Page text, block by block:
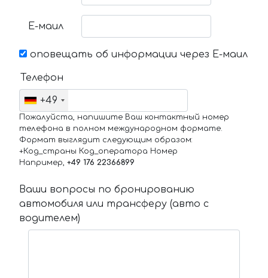
Е-маил
оповещать об информации через Е-маил
Телефон
+49
Пожалуйста, напишите Ваш контактный номер
телефона в полном международном формате.
Формат выглядит следующим образом:
+Код_страны Код_оператора Номер
Например, +49 176 22366899
Ваши вопросы по бронированию
автомобиля или трансферу (авто с
водителем)